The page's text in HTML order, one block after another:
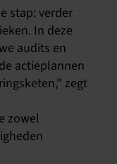
stap: verder
In deze
audits en
actieplannen
zegt
zowel